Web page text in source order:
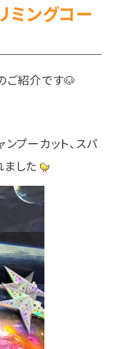
ミングコー
ご紹介です🐶
プーカット、スパ
した